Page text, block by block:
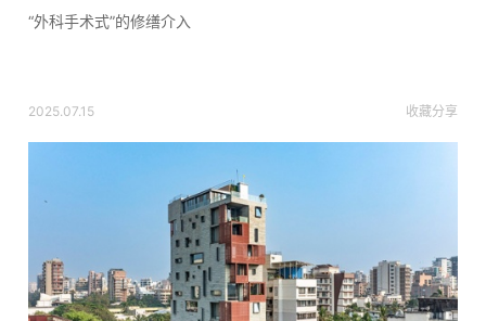
“外科手术式”的修缮介入
2025.07.15 收藏分享